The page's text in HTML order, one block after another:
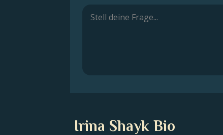
Irina Shayk Bio